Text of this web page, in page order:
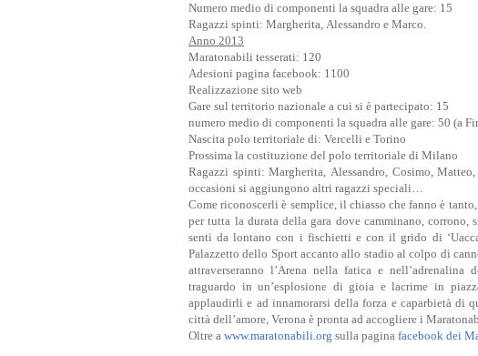
Numero medio di componenti la squadra alle gare: 15
Ragazzi spinti: Margherita, Alessandro e Marco.
Anno 2013
Maratonabili tesserati: 120
Adesioni pagina facebook: 1100
Realizzazione sito web
Gare sul territorio nazionale a cui si è partecipato: 15
numero medio di componenti la squadra alle gare: 50 (a
Nascita polo territoriale di: Vercelli e Torino
Prossima la costituzione del polo territoriale di Milano
Ragazzi spinti: Margherita, Alessandro, Cosimo, Matteo,
occasioni si aggiungono altri ragazzi speciali…
Come riconoscerli è semplice, il chiasso che fanno è
per tutta la durata della gara dove camminano,
senti da lontano con i fischietti e con il grido di
Palazzetto dello Sport accanto allo stadio al colpo di
attraverseranno l’Arena nella fatica e
traguardo in un’esplosione di gioia e lacrime in
applaudirli e ad innamorarsi della forza e caparbietà di
città dell’amore, Verona è pronta ad accogliere i
Oltre a www.maratonabili.org sulla pagina facebook dei